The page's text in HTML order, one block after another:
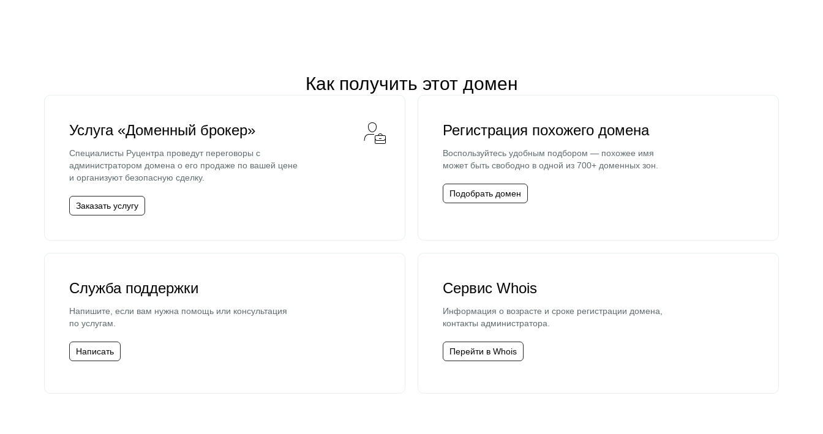
Как получить этот домен
Услуга «Доменный брокер»
Специалисты Руцентра проведут переговоры с
администратором домена о его продаже по вашей цене
и организуют безопасную сделку.
Заказать услугу
Регистрация похожего домена
Воспользуйтесь удобным подбором — похожее имя
может быть свободно в одной из 700+ доменных зон.
Подобрать домен
Служба поддержки
Напишите, если вам нужна помощь или консультация
по услугам.
Написать
Сервис Whois
Информация о возрасте и сроке регистрации домена,
контакты администратора.
Перейти в Whois